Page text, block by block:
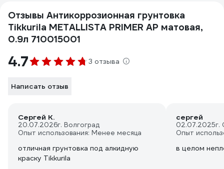
Отзывы Антикоррозионная грунтовка
Tikkurila METALLISTA PRIMER AP матовая,
0.9л 710015001
4.7 3 отзыва
Написать отзыв
Сергей К.
20.07.2026г. Волгоград
Опыт использования: Менее месяца
отличная грунтовка под алкидную
краску Tikkurila
сергей
02.07.2025г.
Опыт
в целом